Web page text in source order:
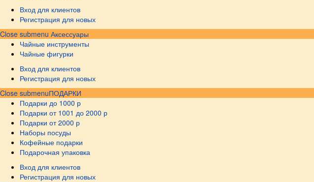
Вход для клиентов
Регистрация для новых
Close submenu Аксессуары
Чайные инструменты
Чайные фигурки
Вход для клиентов
Регистрация для новых
Close submenuПОДАРКИ
Подарки до 1000 р
Подарки от 1001 до 2000 р
Подарки от 2000 р
Наборы посуды
Кофейные подарки
Подарочная упаковка
Вход для клиентов
Регистрация для новых